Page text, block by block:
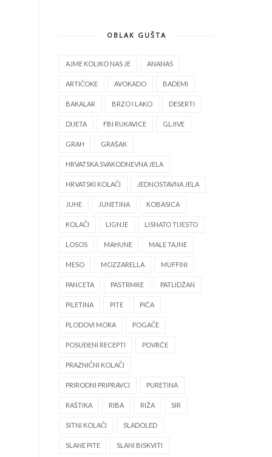
OBLAK GUŠTA
AJME KOLIKO NAS JE ANANAS
ARTIČOKE AVOKADO BADEMI
BAKALAR BRZO I LAKO DESERTI
DIJETA FBI RUKAVICE GLJIVE
GRAH GRAŠAK
HRVATSKA SVAKODNEVNA JELA
HRVATSKI KOLAČI JEDNOSTAVNA JELA
JUHE JUNETINA KOBASICA
KOLAČI LIGNJE LISNATO TIJESTO
LOSOS MAHUNE MALE TAJNE
MESO MOZZARELLA MUFFINI
PANCETA PASTRMKE PATLIDŽAN
PILETINA PITE PIĆA
PLODOVI MORA POGAČE
POSUĐENI RECEPTI POVRĆE
PRAZNIČNI KOLAČI
PRIRODNI PRIPRAVCI PURETINA
RAŠTIKA RIBA RIŽA SIR
SITNI KOLAČI SLADOLED
SLANE PITE SLANI BISKVITI